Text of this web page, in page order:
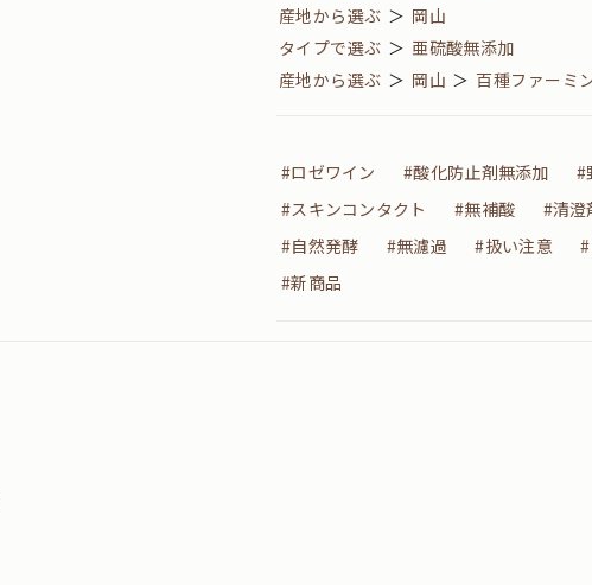
産地から選ぶ ＞ 岡山
タイプで選ぶ ＞ 亜硫酸無添加
産地から選ぶ ＞ 岡山 ＞ 百種ファーミ
#ロゼワイン #酸化防止剤無添加 #
#スキンコンタクト
#無補酸 #清澄
#自然発酵
#無濾過 #扱い注意
#新商品